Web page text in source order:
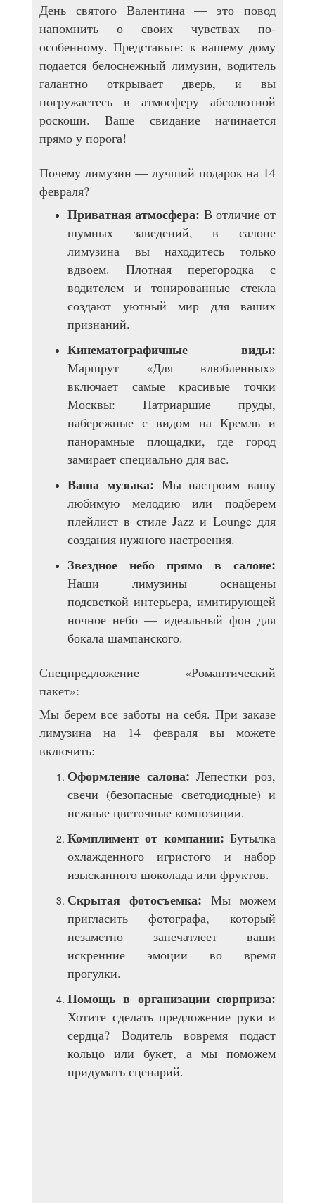
День святого Валентина — это повод
напомнить о своих чувствах по-
особенному. Представьте: к вашему дому
подается белоснежный лимузин, водитель
галантно открывает дверь, и вы
погружаетесь в атмосферу абсолютной
роскоши. Ваше свидание начинается
прямо у порога!
Почему лимузин — лучший подарок на 14
февраля?
Приватная атмосфера: В отличие от
шумных заведений, в салоне
лимузина вы находитесь только
вдвоем. Плотная перегородка с
водителем и тонированные стекла
создают уютный мир для ваших
признаний.
Кинематографичные виды:
Маршрут «Для влюбленных»
включает самые красивые точки
Москвы: Патриаршие пруды,
набережные с видом на Кремль и
панорамные площадки, где город
замирает специально для вас.
Ваша музыка: Мы настроим вашу
любимую мелодию или подберем
плейлист в стиле Jazz и Lounge для
создания нужного настроения.
Звездное небо прямо в салоне:
Наши лимузины оснащены
подсветкой интерьера, имитирующей
ночное небо — идеальный фон для
бокала шампанского.
Спецпредложение «Романтический
пакет»:
Мы берем все заботы на себя. При заказе
лимузина на 14 февраля вы можете
включить:
Оформление салона: Лепестки роз,
свечи (безопасные светодиодные) и
нежные цветочные композиции.
Комплимент от компании: Бутылка
охлажденного игристого и набор
изысканного шоколада или фруктов.
Скрытая фотосъемка: Мы можем
пригласить фотографа, который
незаметно запечатлеет ваши
искренние эмоции во время
прогулки.
Помощь в организации сюрприза:
Хотите сделать предложение руки и
сердца? Водитель вовремя подаст
кольцо или букет, а мы поможем
придумать сценарий.